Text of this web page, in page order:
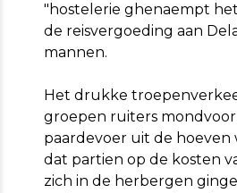
"hostelerie ghenaempt
de reisvergoeding aan
mannen.
Het drukke
groepen ruiters
paardevoer uit de hoeven
dat partien op de kosten
zich in de herbergen